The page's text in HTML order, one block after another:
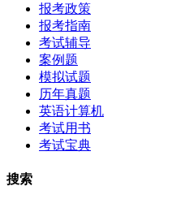
报考政策
报考指南
考试辅导
案例题
模拟试题
历年真题
英语计算机
考试用书
考试宝典
搜索